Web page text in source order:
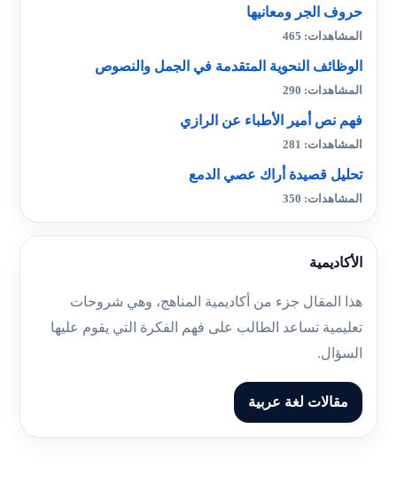
حروف الجر ومعانيها
المشاهدات: 465
الوظائف النحوية المتقدمة في الجمل والنصوص
المشاهدات: 290
فهم نص أمير الأطباء عن الرازي
المشاهدات: 281
تحليل قصيدة أراك عصي الدمع
المشاهدات: 350
الأكاديمية
هذا المقال جزء من أكاديمية المناهج، وهي شروحات
تعليمية تساعد الطالب على فهم الفكرة التي يقوم عليها
السؤال.
مقالات لغة عربية